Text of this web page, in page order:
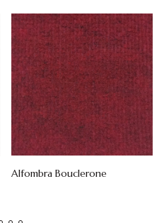
Alfombra Bouclerone